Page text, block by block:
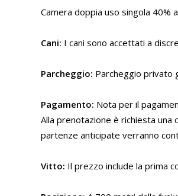
Camera doppia uso singola 40%
Cani: I cani sono accettati a
Parcheggio: Parcheggio privato
Pagamento: Nota per il
Alla prenotazione è richiesta
partenze anticipate verranno
Vitto: Il prezzo include la prima